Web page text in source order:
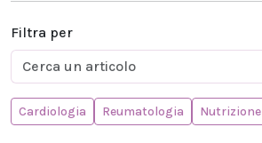
Filtra per
Cardiologia Reumatologia Nutrizione